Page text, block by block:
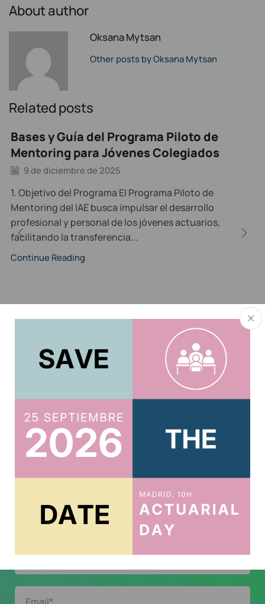
About author
Oksana Mytsan
Other posts by Oksana Mytsan
Related posts
Bases y Guía del Programa Piloto de
Mentoring para Jóvenes Colegiados
9 de diciembre de 2025
1. Objetivo del Programa El Programa Piloto de
Mentoring del IAE busca impulsar el desarrollo
profesional y personal de los jóvenes actuarios,
facilitando la transferencia...
Continue Reading
ACTUARIOS.ORG
Suscríbete al boletín
Te mantendremos al tanto de todo